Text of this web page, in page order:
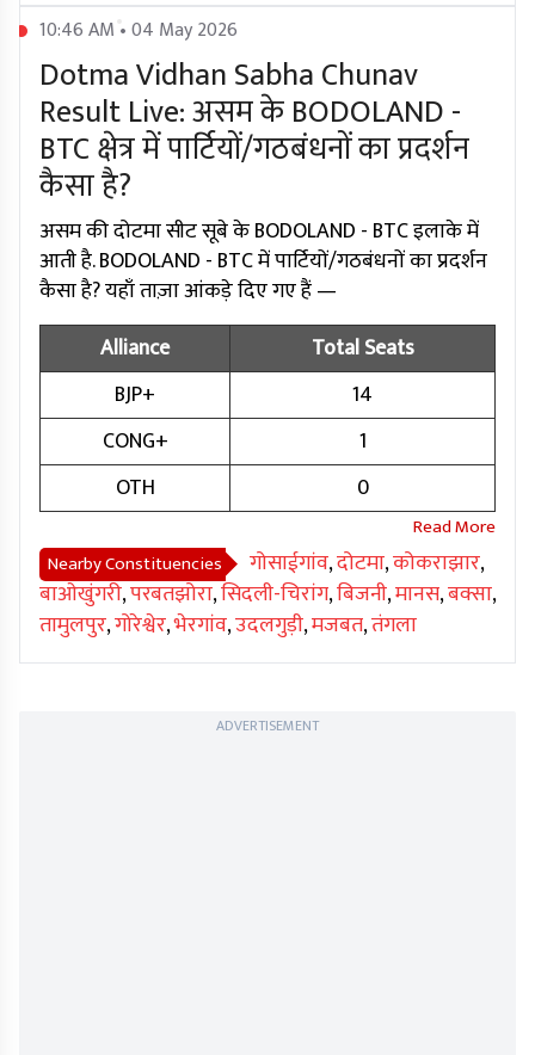
10:46 AM • 04 May 2026
Dotma Vidhan Sabha Chunav
Result Live: असम के BODOLAND -
BTC क्षेत्र में पार्टियों/गठबंधनों का प्रदर्शन
कैसा है?
असम की दोटमा सीट सूबे के BODOLAND - BTC इलाके में
आती है. BODOLAND - BTC में पार्टियों/गठबंधनों का प्रदर्शन
कैसा है? यहाँ ताज़ा आंकड़े दिए गए हैं —
Alliance
Total Seats
BJP+
14
CONG+
1
OTH
0
Nearby Constituencies गोसाईगांव,दोटमा,कोकराझार,
बाओखुंगरी,परबतझोरा,सिदली-चिरांग,बिजनी,मानस,बक्सा,
तामुलपुर,गोरेश्वेर,भेरगांव,उदलगुड़ी,मजबत,तंगला
ADVERTISEMENT